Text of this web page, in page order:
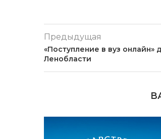
Предыдущая
«Поступление в вуз онлайн»
Ленобласти